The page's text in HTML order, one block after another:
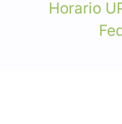
Horario